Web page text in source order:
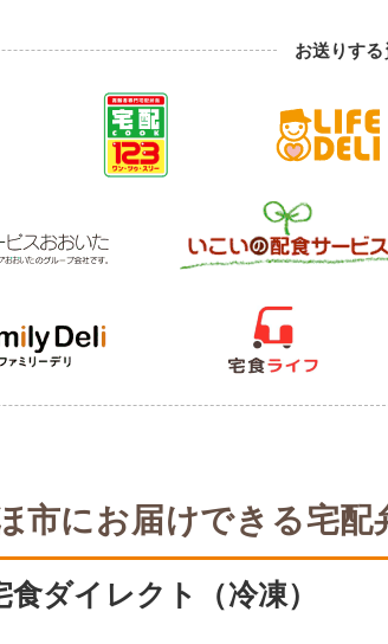
お送りする
市にお届けできる宅配
ダイレクト（冷凍）